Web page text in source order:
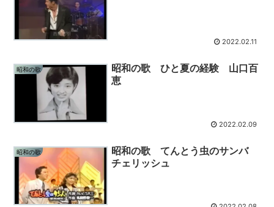
2022.02.11
昭和の歌
昭和の歌 ひと夏の経験 山口百
恵
2022.02.09
昭和の歌
昭和の歌 てんとう虫のサンバ
チェリッシュ